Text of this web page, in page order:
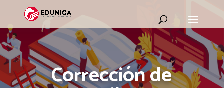
Corrección de